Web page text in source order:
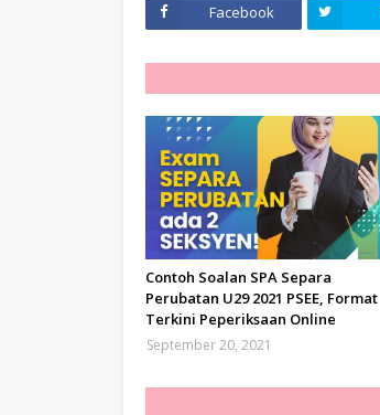
Facebook
Contoh Soalan SPA Separa
Perubatan U29 2021 PSEE, Format
Terkini Peperiksaan Online
September 20, 2021